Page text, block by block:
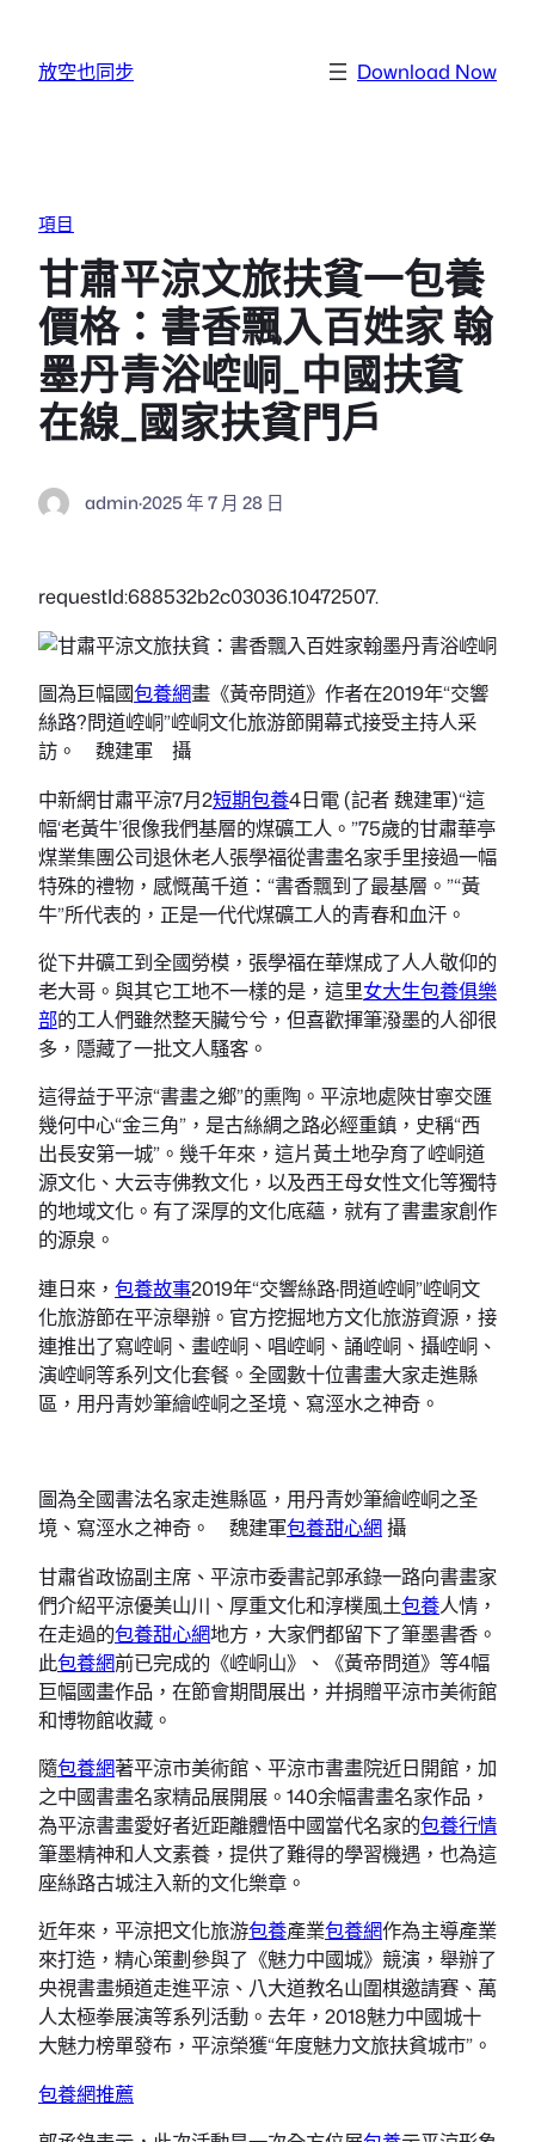
放空也同步 Download Now
項目
甘肅平涼文旅扶貧一包養
價格：書香飄入百姓家 翰
墨丹青浴崆峒_中國扶貧
在線_國家扶貧門戶
admin·2025 年 7 月 28 日
requestId:688532b2c03036.10472507.
圖為巨幅國包養網畫《黃帝問道》作者在2019年“交響
絲路?問道崆峒”崆峒文化旅游節開幕式接受主持人采
訪。 魏建軍 攝
中新網甘肅平涼7月2短期包養4日電 (記者 魏建軍)“這
幅‘老黃牛’很像我們基層的煤礦工人。”75歲的甘肅華亭
煤業集團公司退休老人張學福從書畫名家手里接過一幅
特殊的禮物，感慨萬千道：“書香飄到了最基層。”“黃
牛”所代表的，正是一代代煤礦工人的青春和血汗。
從下井礦工到全國勞模，張學福在華煤成了人人敬仰的
老大哥。與其它工地不一樣的是，這里女大生包養俱樂
部的工人們雖然整天臟兮兮，但喜歡揮筆潑墨的人卻很
多，隱藏了一批文人騷客。
這得益于平涼“書畫之鄉”的熏陶。平涼地處陜甘寧交匯
幾何中心“金三角”，是古絲綢之路必經重鎮，史稱“西
出長安第一城”。幾千年來，這片黃土地孕育了崆峒道
源文化、大云寺佛教文化，以及西王母女性文化等獨特
的地域文化。有了深厚的文化底蘊，就有了書畫家創作
的源泉。
連日來， 包養故事2019年“交響絲路·問道崆峒”崆峒文
化旅游節在平涼舉辦。官方挖掘地方文化旅游資源，接
連推出了寫崆峒、畫崆峒、唱崆峒、誦崆峒、攝崆峒、
演崆峒等系列文化套餐。全國數十位書畫大家走進縣
區，用丹青妙筆繪崆峒之圣境、寫涇水之神奇。
圖為全國書法名家走進縣區，用丹青妙筆繪崆峒之圣
境、寫涇水之神奇。 魏建軍包養甜心網攝
甘肅省政協副主席、平涼市委書記郭承錄一路向書畫家
們介紹平涼優美山川、厚重文化和淳樸風土包養人情，
在走過的包養甜心網地方，大家們都留下了筆墨書香。
此包養網前已完成的《崆峒山》、《黃帝問道》等4幅
巨幅國畫作品，在節會期間展出，并捐贈平涼市美術館
和博物館收藏。
隨包養網著平涼市美術館、平涼市書畫院近日開館，加
之中國書畫名家精品展開展。140余幅書畫名家作品，
為平涼書畫愛好者近距離體悟中國當代名家的包養行情
筆墨精神和人文素養，提供了難得的學習機遇，也為這
座絲路古城注入新的文化樂章。
近年來，平涼把文化旅游包養產業包養網作為主導產業
來打造，精心策劃參與了《魅力中國城》競演，舉辦了
央視書畫頻道走進平涼、八大道教名山圍棋邀請賽、萬
人太極拳展演等系列活動。去年，2018魅力中國城十
大魅力榜單發布，平涼榮獲“年度魅力文旅扶貧城市”。
包養網推薦